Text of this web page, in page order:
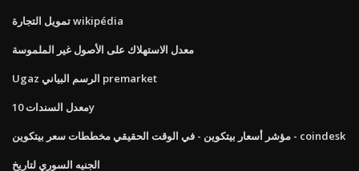
تمويل التجارة wikipédia
معدل الاستهلاك على الأصول غير الملموسة
Ugaz الرسم البياني premarket
معدل السندات 10y
مؤشر أسعار بيتكوين - في الوقت الحقيقي مخططات سعر بيتكوين - coindesk
الجنيه السوري لتاريخ